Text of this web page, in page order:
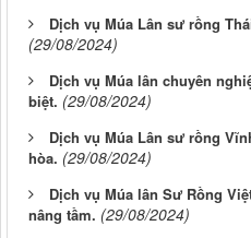
Dịch vụ Múa Lân sư rồng
(29/08/2024)
Dịch vụ Múa lân chuyên
biệt. (29/08/2024)
Dịch vụ Múa Lân sư rồng
hòa. (29/08/2024)
Dịch vụ Múa lân Sư Rồng
nâng tầm. (29/08/2024)